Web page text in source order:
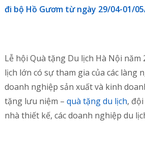
đi bộ Hồ Gươm từ ngày 29/04-01/
Lễ hội Quà tặng Du lịch Hà Nội năm
lịch lớn có sự tham gia của các làng
doanh nghiệp sản xuất và kinh
tặng lưu niệm – quà tặng du lịch,
nhà thiết kế, các doanh nghiệp du